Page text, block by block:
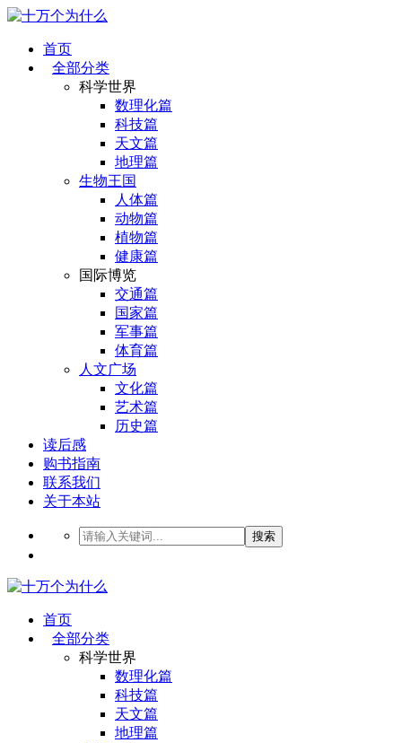
首页
全部分类
科学世界
数理化篇
科技篇
天文篇
地理篇
生物王国
人体篇
动物篇
植物篇
健康篇
国际博览
交通篇
国家篇
军事篇
体育篇
人文广场
文化篇
艺术篇
历史篇
读后感
购书指南
联系我们
关于本站
搜索
首页
全部分类
科学世界
数理化篇
科技篇
天文篇
地理篇